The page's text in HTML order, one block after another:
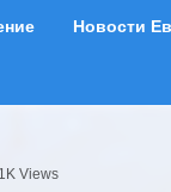
Новости
Views